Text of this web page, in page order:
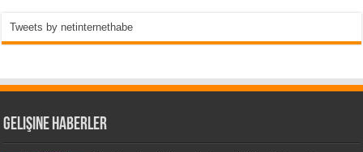
Tweets by netinternethabe
Gelişine Haberler